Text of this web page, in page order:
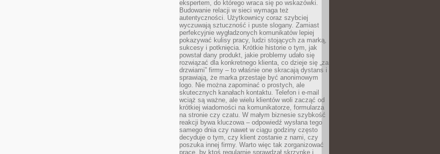
ekspertem, do którego wraca się po wskazówki.
Budowanie relacji w sieci wymaga też
autentyczności. Użytkownicy coraz szybciej
wyczuwają sztuczność i puste slogany. Zamiast
perfekcyjnie wygładzonych komunikatów lepiej
pokazywać kulisy pracy, ludzi stojących za marką,
sukcesy i potknięcia. Krótkie historie o tym, jak
powstał dany produkt, jakie problemy udało się
rozwiązać dla konkretnego klienta, co dzieje się „za
drzwiami” firmy – to właśnie one skracają dystans i
sprawiają, że marka przestaje być anonimowym
logo. Nie można zapominać o prostych, ale
skutecznych kanałach kontaktu. Telefon i e-mail
wciąż są ważne, ale wielu klientów woli zacząć od
krótkiej wiadomości na komunikatorze, formularza
na stronie czy czatu. W małym biznesie szybkość
reakcji bywa kluczowa – odpowiedź wysłana tego
samego dnia czy nawet w ciągu godziny często
decyduje o tym, czy klient zostanie z nami, czy
poszuka innej firmy. Warto więc tak zorganizować
pracę, by ktoś regularnie sprawdzał skrzynkę i